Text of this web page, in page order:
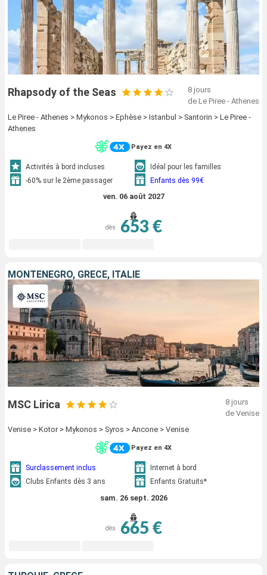
Rhapsody of the Seas
8 jours
de Le Piree - Athenes
Le Piree - Athenes > Mykonos > Ephèse > Istanbul > Santorin > Le Piree -
Athenes
Payez en 4X
Activités à bord incluses
Idéal pour les familles
-60% sur le 2ème passager
Enfants dès 99€
ven. 06 août 2027
dès 653 €
MONTÉNÉGRO, GRÈCE, ITALIE
MSC Lirica
8 jours
de Venise
Venise > Kotor > Mykonos > Syros > Ancone > Venise
Payez en 4X
Surclassement inclus
Internet à bord
Clubs Enfants dès 3 ans
Enfants Gratuits*
sam. 26 sept. 2026
dès 665 €